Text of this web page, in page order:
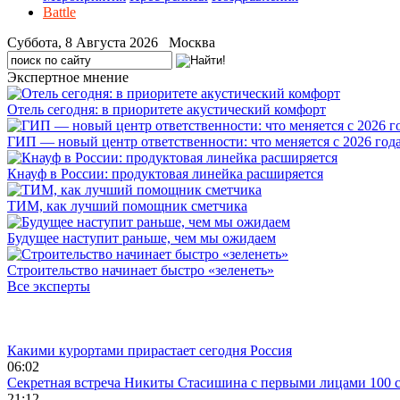
Battle
Суббота, 8 Августа 2026 Москва
Экспертное мнение
Отель сегодня: в приоритете акустический комфорт
ГИП — новый центр ответственности: что меняется с 2026 года
Кнауф в России: продуктовая линейка расширяется
ТИМ, как лучший помощник сметчика
Будущее наступит раньше, чем мы ожидаем
Строительство начинает быстро «зеленеть»
Все эксперты
Какими курортами прирастает сегодня Россия
06:02
Секретная встреча Никиты Стасишина с первыми лицами 100